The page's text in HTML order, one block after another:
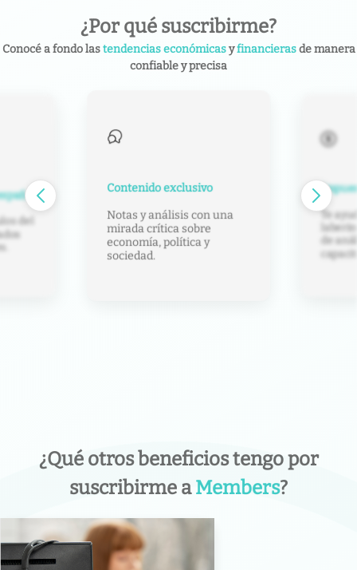
¿Por qué suscribirme?
Conocé a fondo lastendencias económicasyfinancierasde manera
confiable y precisa
del
Contenido exclusivo
Notas y análisis con una
mirada crítica sobre
economía, política y
sociedad.
Te
de
¿Qué otros beneficios tengo por
suscribirme aMembers?